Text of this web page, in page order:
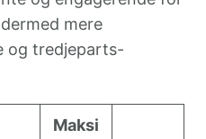
mere
og tredjeparts-
Maksi